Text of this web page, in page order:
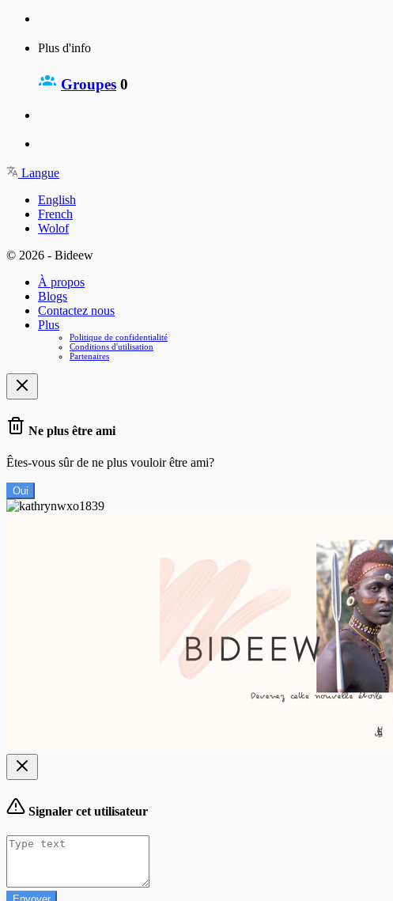
Plus d'info
Groupes 0
Langue
English
French
Wolof
© 2026 - Bideew
À propos
Blogs
Contactez nous
Plus
Politique de confidentialité
Conditions d'utilisation
Partenaires
Ne plus être ami
Êtes-vous sûr de ne plus vouloir être ami?
Oui
Signaler cet utilisateur